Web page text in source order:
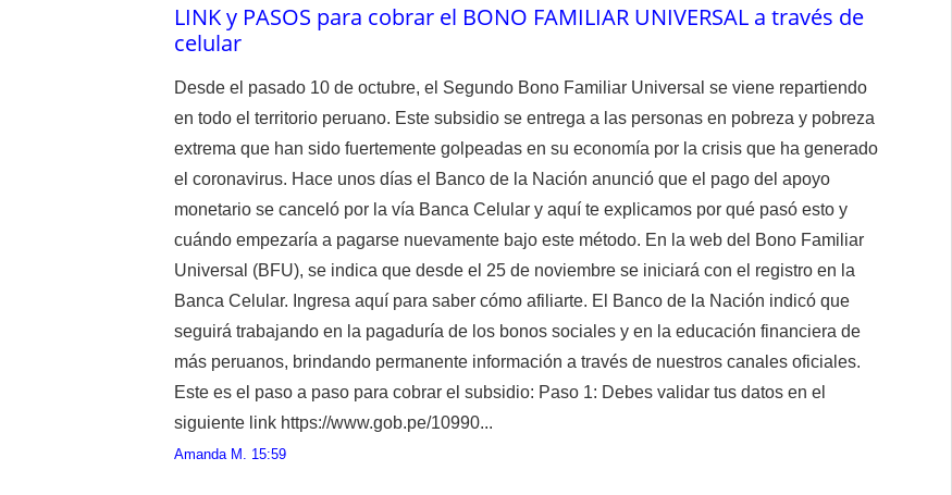
LINK y PASOS para cobrar el BONO FAMILIAR UNIVERSAL a través de
celular
Desde el pasado 10 de octubre, el Segundo Bono Familiar Universal se viene repartiendo
en todo el territorio peruano. Este subsidio se entrega a las personas en pobreza y pobreza
extrema que han sido fuertemente golpeadas en su economía por la crisis que ha generado
el coronavirus. Hace unos días el Banco de la Nación anunció que el pago del apoyo
monetario se canceló por la vía Banca Celular y aquí te explicamos por qué pasó esto y
cuándo empezaría a pagarse nuevamente bajo este método. En la web del Bono Familiar
Universal (BFU), se indica que desde el 25 de noviembre se iniciará con el registro en la
Banca Celular. Ingresa aquí para saber cómo afiliarte. El Banco de la Nación indicó que
seguirá trabajando en la pagaduría de los bonos sociales y en la educación financiera de
más peruanos, brindando permanente información a través de nuestros canales oficiales.
Este es el paso a paso para cobrar el subsidio: Paso 1: Debes validar tus datos en el
siguiente link https://www.gob.pe/10990...
Amanda M. 15:59